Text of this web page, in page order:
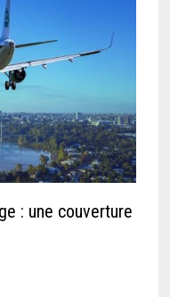
: une couverture